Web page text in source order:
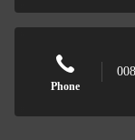
Phone